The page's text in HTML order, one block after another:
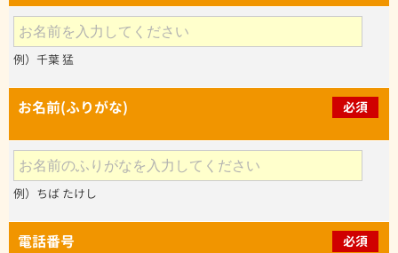
例）千葉 猛
お名前(ふりがな) 必須
例）ちば たけし
電話番号 必須